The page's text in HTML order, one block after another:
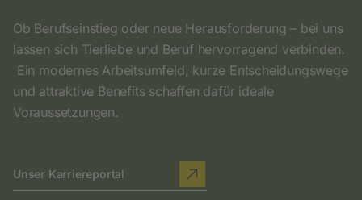
Ob Berufseinstieg oder neue Herausforderung – bei uns
lassen sich Tierliebe und Beruf hervorragend verbinden.
Ein modernes Arbeitsumfeld, kurze Entscheidungswege
und attraktive Benefits schaffen dafür ideale
Voraussetzungen.
Unser Karriereportal